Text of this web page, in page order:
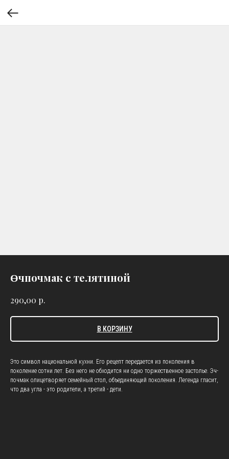
Өчпочмак с телятиной
290,00 р.
В КОРЗИНУ
Это символ национальной кухни. Его рецепт передается из поколения в
поколение сотни лет. Без него не обходится ни одно торжественное застолье. Эч-
почмак олицетворяет семейный стол, объединяющий поколения. Легенда гласит,
что два угла - это родители, а третий - дети.